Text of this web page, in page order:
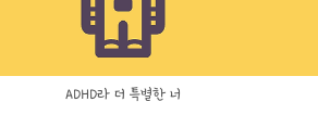
ADHD라 더 특별한 너